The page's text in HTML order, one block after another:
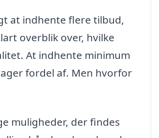
at indhente flere tilbud,
overblik over, hvilke
At indhente minimum
fordel af. Men hvorfor
muligheder, der findes